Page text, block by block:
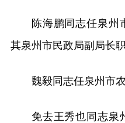
陈海鹏同志任泉州
其泉州市民政局副局长职
魏毅同志任泉州市
免去王秀也同志泉